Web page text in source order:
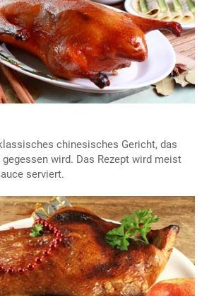
chinesisches Gericht, das
wird. Das Rezept wird meist
serviert.